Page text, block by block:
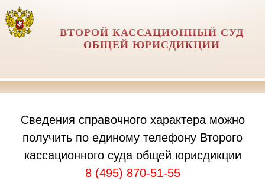
ВТОРОЙ КАССАЦИОННЫЙ СУД
ОБЩЕЙ ЮРИСДИКЦИИ
Сведения справочного характера можно
получить по единому телефону Второго
кассационного суда общей юрисдикции
8 (495) 870-51-55